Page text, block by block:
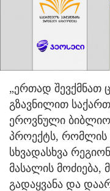
„ერთად შევქმნათ
გზავნილით
ეროვნული
პროექტს, რომლის
სხვადასხვა
მასალის მოძიება,
გადაყვანა და